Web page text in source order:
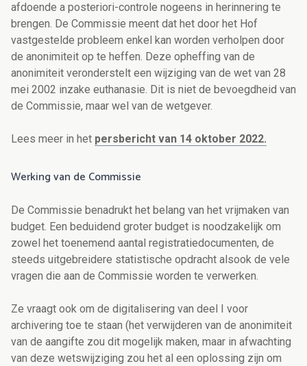
afdoende a posteriori-controle nogeens in herinnering te
brengen. De Commissie meent dat het door het Hof
vastgestelde probleem enkel kan worden verholpen door
de anonimiteit op te heffen. Deze opheffing van de
anonimiteit veronderstelt een wijziging van de wet van 28
mei 2002 inzake euthanasie. Dit is niet de bevoegdheid van
de Commissie, maar wel van de wetgever.
Lees meer in het persbericht van 14 oktober 2022.
Werking van de Commissie
De Commissie benadrukt het belang van het vrijmaken van
budget. Een beduidend groter budget is noodzakelijk om
zowel het toenemend aantal registratiedocumenten, de
steeds uitgebreidere statistische opdracht alsook de vele
vragen die aan de Commissie worden te verwerken.
Ze vraagt ook om de digitalisering van deel I voor
archivering toe te staan (het verwijderen van de anonimiteit
van de aangifte zou dit mogelijk maken, maar in afwachting
van deze wetswijziging zou het al een oplossing zijn om